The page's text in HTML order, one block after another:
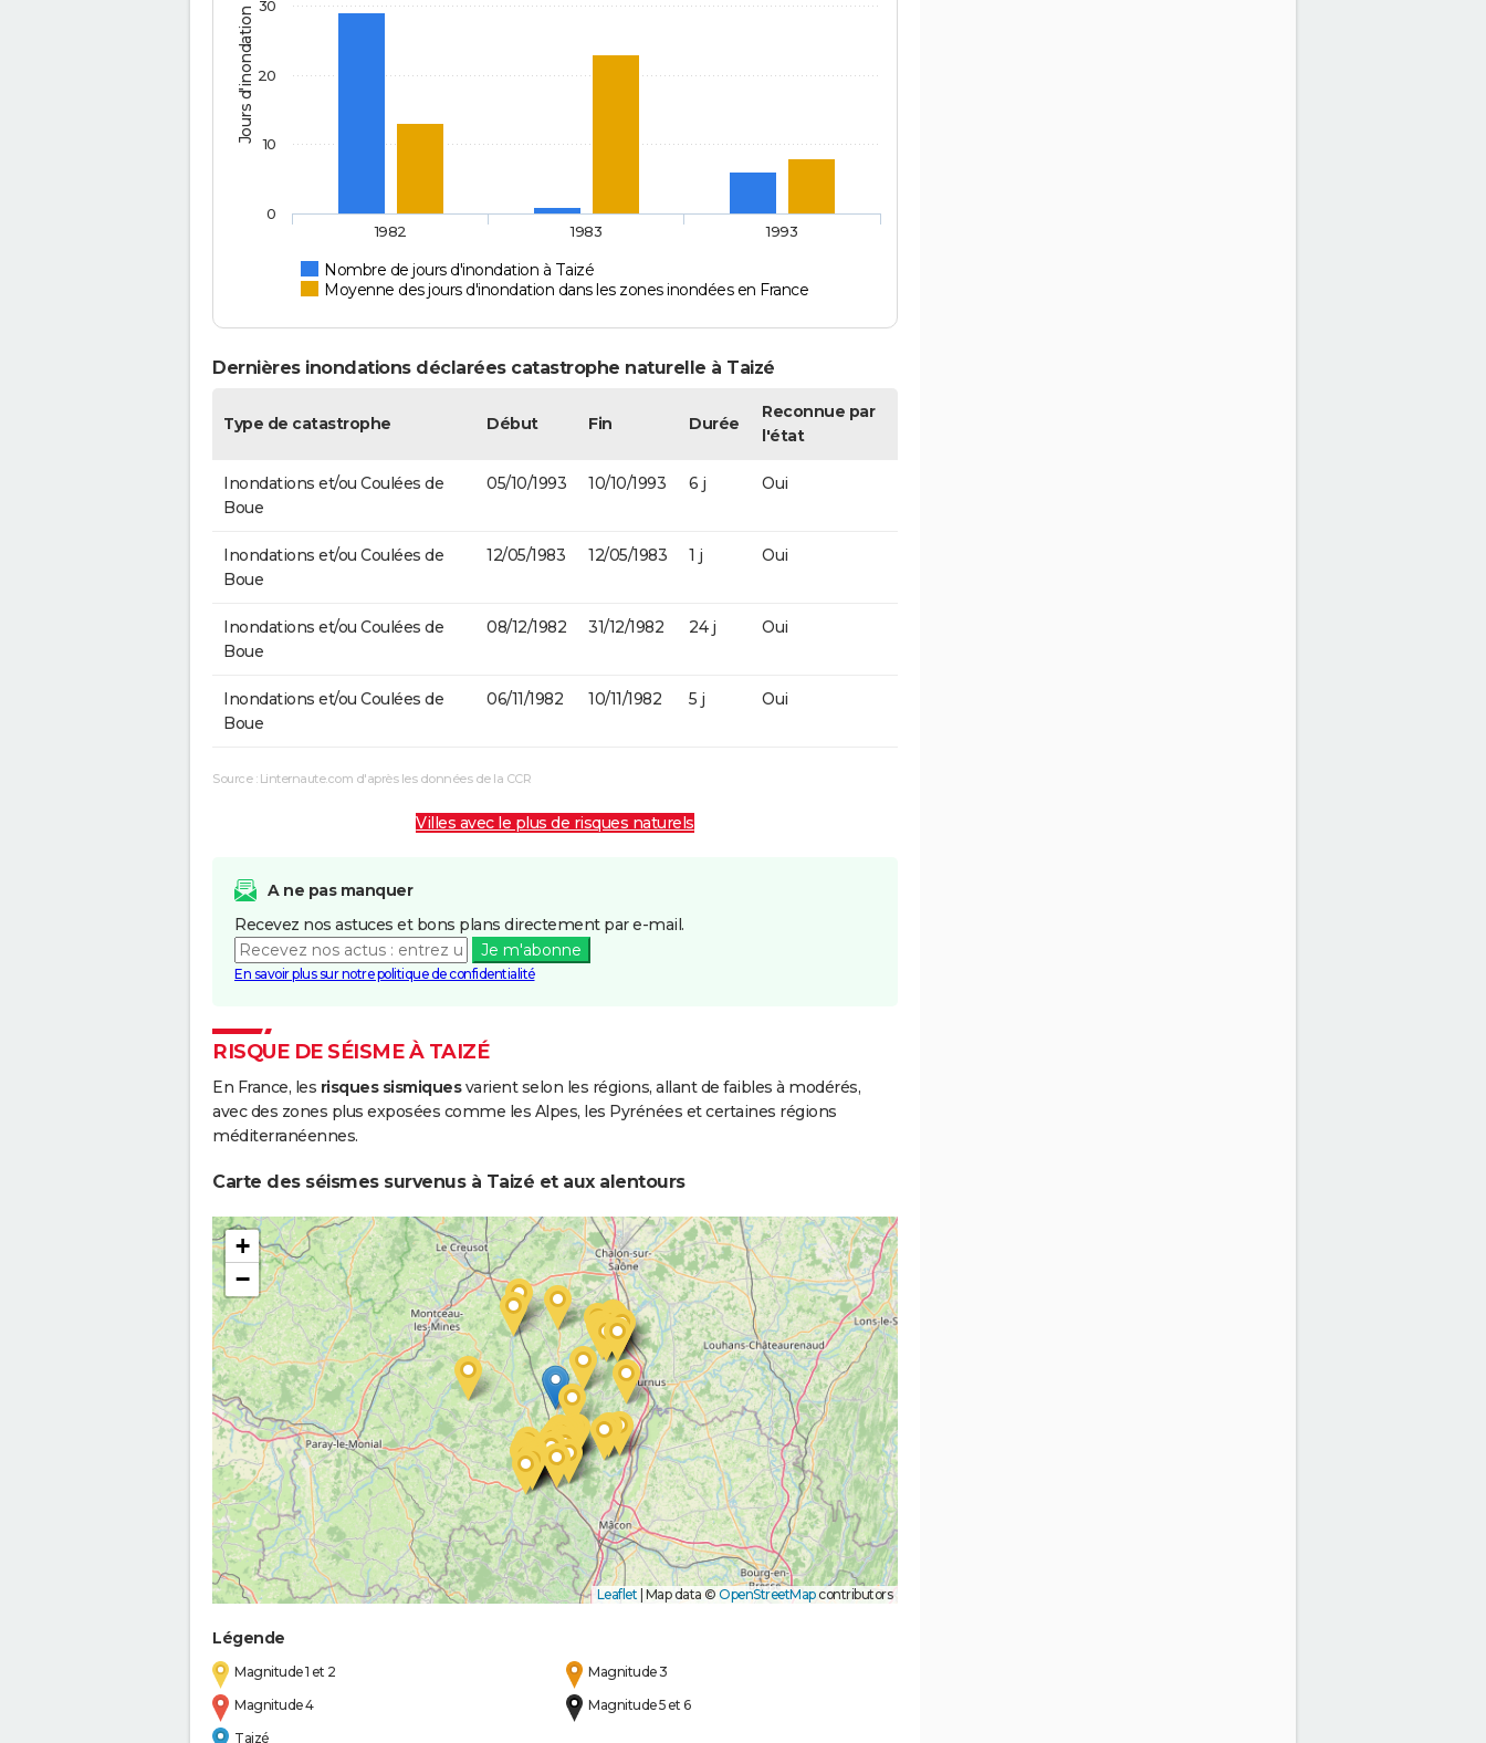
Jours d'inondation
Nombre de jours d'inondation à Taizé
Moyenne des jours d'inondation dans les zones inondées en France
1982 1983 1993
0
10
20
30
Dernières inondations déclarées catastrophe naturelle à Taizé
Type de catastrophe Début Fin Durée
Reconnue par
l'état
Inondations et/ou Coulées de
Boue
05/10/1993 10/10/1993 6 j Oui
Inondations et/ou Coulées de
Boue
12/05/1983 12/05/1983 1 j Oui
Inondations et/ou Coulées de
Boue
08/12/1982 31/12/1982 24 j Oui
Inondations et/ou Coulées de
Boue
06/11/1982 10/11/1982 5 j Oui
Source : Linternaute.com d'après les données de la CCR
Villes avec le plus de risques naturels
A ne pas manquer
Recevez nos astuces et bons plans directement par e-mail.
Je m'abonne
En savoir plus sur notre politique de confidentialité
RISQUE DE SÉISME À TAIZÉ
En France, les risques sismiquesvarient selon les régions, allant de faibles à modérés,
avec des zones plus exposées comme les Alpes, les Pyrénées et certaines régions
méditerranéennes.
Carte des séismes survenus à Taizé et aux alentours
+
−
Leaflet Map data © OpenStreetMapcontributors
Légende
Magnitude 1 et 2
Magnitude 3
Magnitude 4
Magnitude 5 et 6
Taizé